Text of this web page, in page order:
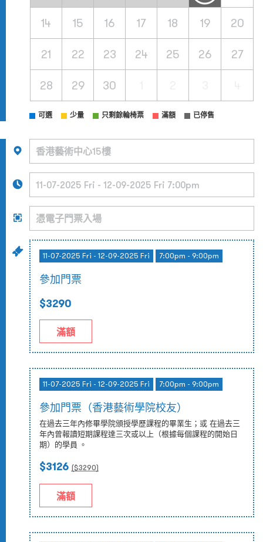
14 15 16 17 18 19 20
21 22 23 24 25 26 27
28 29 30
可選 少量 只剩餘輪椅票 滿額 已停售
11-07-2025 Fri - 12-09-2025 Fri 7:00pm - 9:00pm
參加門票
$3290
滿額
11-07-2025 Fri - 12-09-2025 Fri 7:00pm - 9:00pm
參加門票（香港藝術學院校友）
在過去三年內修畢學院頒授學歷課程的畢業生；或 在過去三
年內曾報讀短期課程達三次或以上（根據每個課程的開始日
期）的學員 。
$3126 ($3290)
滿額